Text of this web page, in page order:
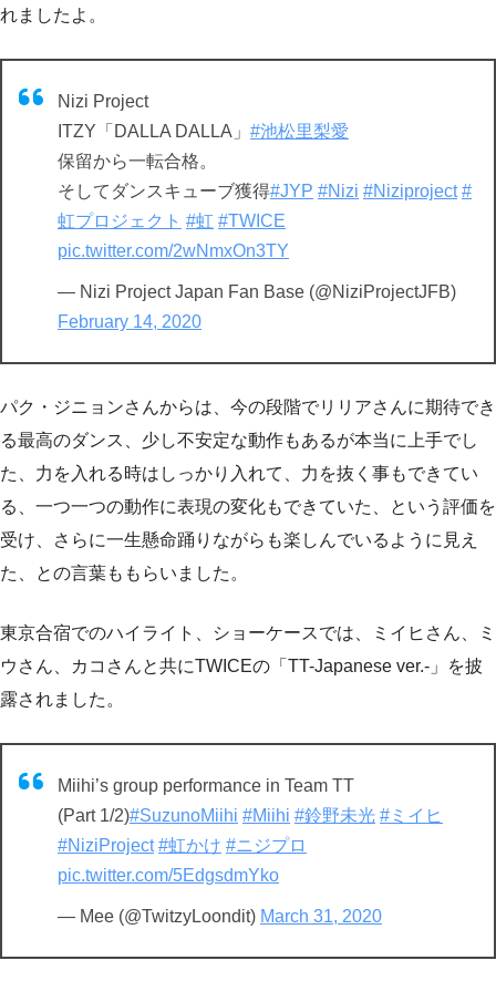
れましたよ。
Nizi Project
ITZY「DALLA DALLA」 #池松里梨愛
保留から一転合格。
そしてダンスキューブ獲得#JYP #Nizi #Niziproject #
虹プロジェクト #虹 #TWICE
pic.twitter.com/2wNmxOn3TY
— Nizi Project Japan Fan Base (@NiziProjectJFB)
February 14, 2020
パク・ジニョンさんからは、今の段階でリリアさんに期待でき
る最高のダンス、少し不安定な動作もあるが本当に上手でし
た、力を入れる時はしっかり入れて、力を抜く事もできてい
る、一つ一つの動作に表現の変化もできていた、という評価を
受け、さらに一生懸命踊りながらも楽しんでいるように見え
た、との言葉ももらいました。
東京合宿でのハイライト、ショーケースでは、ミイヒさん、ミ
ウさん、カコさんと共にTWICEの「TT-Japanese ver.-」を披
露されました。
Miihi’s group performance in Team TT
(Part 1/2)#SuzunoMiihi #Miihi #鈴野未光 #ミイヒ
#NiziProject #虹かけ #ニジプロ
pic.twitter.com/5EdgsdmYko
— Mee (@TwitzyLoondit) March 31, 2020